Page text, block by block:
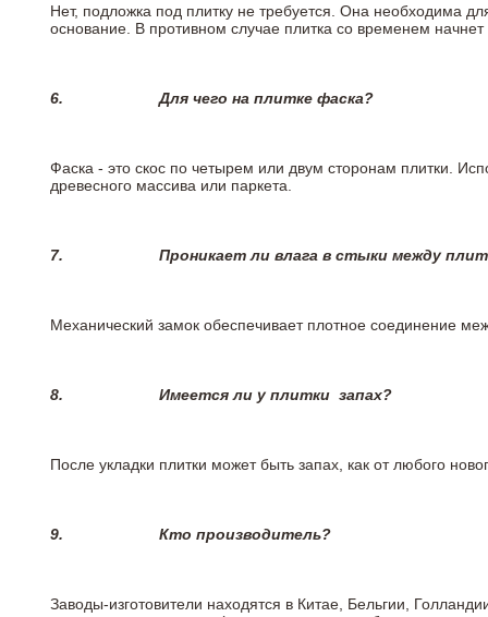
Нет, подложка под плитку не требуется. Она необходима
основание. В противном случае плитка со временем
6.Для чего на плитке фаска?
Фаска - это скос по четырем или двум сторонам плитки.
древесного массива или паркета.
7. Проникает ли влага в стыки между
Механический замок обеспечивает плотное соединение
8. Имеется ли у плитки запах?
После укладки плитки может быть запах, как от любого
9. Кто производитель?
Заводы-изготовители находятся в Китае, Бельгии,